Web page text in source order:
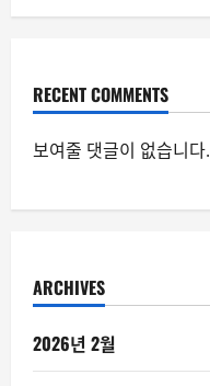
RECENT COMMENTS
보여줄 댓글이 없습니다.
ARCHIVES
2026년 2월